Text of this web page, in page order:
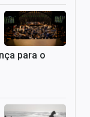
para o